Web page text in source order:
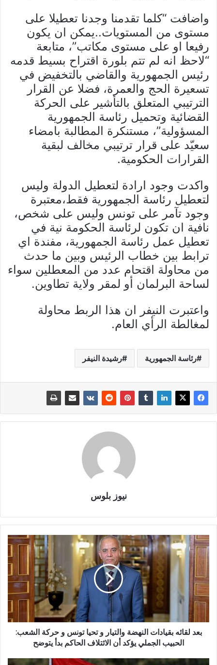
واضافت “كلما تقدمنا وجدنا تعطيلا على
مستوى من المستويات..يمكن ان يكون
رفيعا او على مستوى مكاتب”، متابعة
“لاحظ انه لم تتم بلورة اقتراح بسيط قدمه
رئيس الجمهورية والقاضي بالتخفيض في
تسعيرة الحج والعمرة، فضلا عن القرار
الترتيبي المتعلق بالتأشير على الحركة
القضائية وتحميل رئاسة الجمهورية
المسؤولية”، مستنكرة المطالبة بامضاء
سعيّد على قرار ترتيبي مخالف لبقية
القرارات الحكومية.
واكدت وجود ارادة لتعطيل الدولة وليس
لتعطيل رئاسة الجمهورية فقط،معتبرة
وجود تآمر على تونس وليس على شخص،
نافية ان تكون لرئاسة الحكومة نية في
تعطيل عمل رئاسة الجمهورية، مفندة اي
ترابط بين خطاب الرئيس وبين ما حدث
من محاولة اقتحام عدد من المعطلين سواء
لساحة البرلمان أو لمقر ولاية تطاوين.
واعتبرت النيفر ان هذا الربط محاولة
لمغالطة الرأي العام.
رئاسة الجمهورية رشيدة النيفر
نيوز بلوس
بعد لقائه بقيادات النهضة والتيار و تحيا تونس و حركة الشعب:
الحبيب الجملي يؤكد أن الائتلاف الحاكم بدأ يتوضح